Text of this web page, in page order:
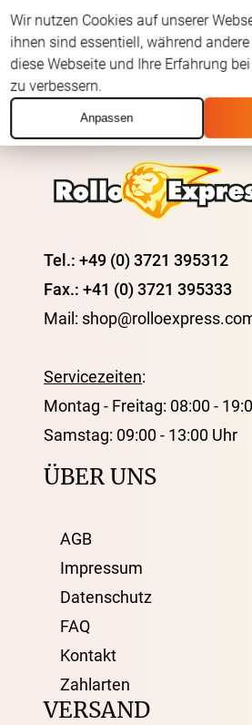
Wir nutzen Cookies auf unserer
ihnen sind essentiell, während
diese Webseite und Ihre Erfahrung
zu verbessern.
Anpassen
Tel.: +49 (0) 3721 395312
Fax.: +41 (0) 3721 395333
Mail:
Servicezeiten:
Montag - Freitag: 08:00 -
Samstag: 09:00 - 13:00 Uhr
ÜBER UNS
AGB
Impressum
Datenschutz
FAQ
Kontakt
Zahlarten
VERSAND